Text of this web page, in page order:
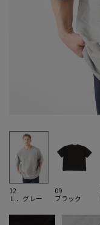
12
Ｌ．グレー
09
ブラック